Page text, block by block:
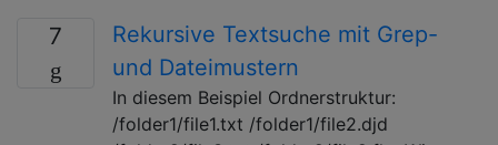
7
Rekursive Textsuche mit Grep-
und Dateimustern
In diesem Beispiel Ordnerstruktur:
/folder1/file1.txt /folder1/file2.djd